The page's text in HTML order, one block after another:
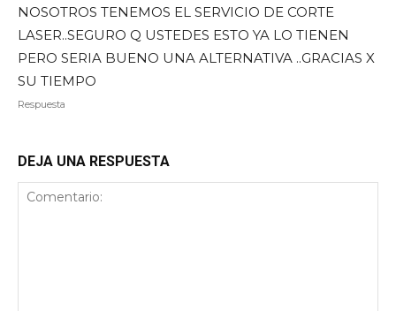
NOSOTROS TENEMOS EL SERVICIO DE CORTE
LASER..SEGURO Q USTEDES ESTO YA LO TIENEN
PERO SERIA BUENO UNA ALTERNATIVA ..GRACIAS X
SU TIEMPO
Respuesta
DEJA UNA RESPUESTA